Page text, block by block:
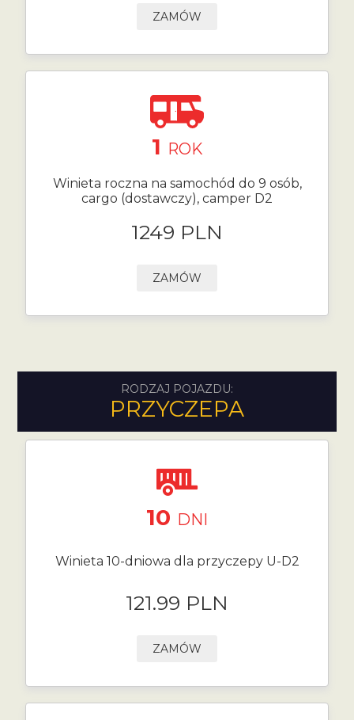
ZAMÓW
1 ROK
Winieta roczna na samochód do 9 osób,
cargo (dostawczy), camper D2
1249 PLN
ZAMÓW
RODZAJ POJAZDU:
PRZYCZEPA
10 DNI
Winieta 10-dniowa dla przyczepy U-D2
121.99 PLN
ZAMÓW